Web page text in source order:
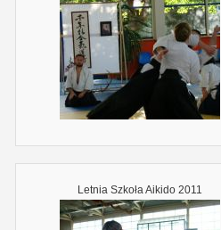
Letnia Szkoła Aikido 2011